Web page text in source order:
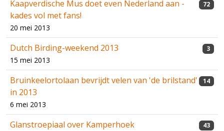
Kaapverdische Mus doet even Nederland aan -
kades vol met fans!
20 mei 2013
72
Dutch Birding-weekend 2013
15 mei 2013
3
Bruinkeelortolaan bevrijdt velen van 'de brilstand'
in 2013
6 mei 2013
14
Glanstroepiaal over Kamperhoek 43